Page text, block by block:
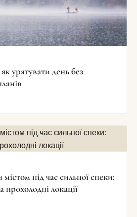
урятувати день без
під час сильної спеки:
локації